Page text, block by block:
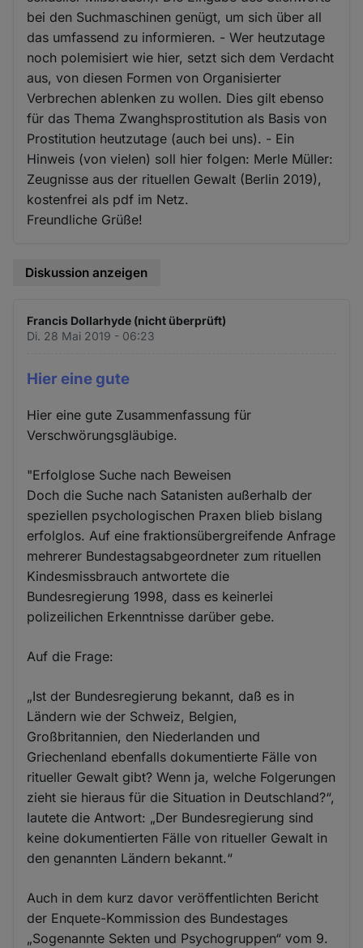
bei den Suchmaschinen genügt, um sich über all
das umfassend zu informieren. - Wer heutzutage
noch polemisiert wie hier, setzt sich dem Verdacht
aus, von diesen Formen von Organisierter
Verbrechen ablenken zu wollen. Dies gilt ebenso
für das Thema Zwanghsprostitution als Basis von
Prostitution heutzutage (auch bei uns). - Ein
Hinweis (von vielen) soll hier folgen: Merle Müller:
Zeugnisse aus der rituellen Gewalt (Berlin 2019),
kostenfrei als pdf im Netz.
Freundliche Grüße!
Diskussion anzeigen
Francis Dollarhyde (nicht überprüft)
Di. 28 Mai 2019 - 06:23
Hier eine gute
Hier eine gute Zusammenfassung für
Verschwörungsgläubige.
"Erfolglose Suche nach Beweisen
Doch die Suche nach Satanisten außerhalb der
speziellen psychologischen Praxen blieb bislang
erfolglos. Auf eine fraktionsübergreifende Anfrage
mehrerer Bundestagsabgeordneter zum rituellen
Kindesmissbrauch antwortete die
Bundesregierung 1998, dass es keinerlei
polizeilichen Erkenntnisse darüber gebe.
Auf die Frage:
„Ist der Bundesregierung bekannt, daß es in
Ländern wie der Schweiz, Belgien,
Großbritannien, den Niederlanden und
Griechenland ebenfalls dokumentierte Fälle von
ritueller Gewalt gibt? Wenn ja, welche Folgerungen
zieht sie hieraus für die Situation in Deutschland?“,
lautete die Antwort: „Der Bundesregierung sind
keine dokumentierten Fälle von ritueller Gewalt in
den genannten Ländern bekannt.“
Auch in dem kurz davor veröffentlichten Bericht
der Enquete-Kommission des Bundestages
„Sogenannte Sekten und Psychogruppen“ vom 9.